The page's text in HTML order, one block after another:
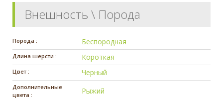
Внешность \ Порода
Порода : Беспородная
Длина шерсти : Короткая
Цвет : Черный
Дополнительные
цвета :
Рыжий